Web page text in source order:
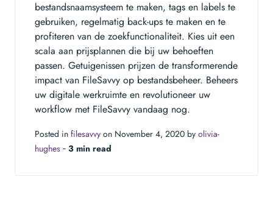
bestandsnaamsysteem te maken, tags en labels te
gebruiken, regelmatig back-ups te maken en te
profiteren van de zoekfunctionaliteit. Kies uit een
scala aan prijsplannen die bij uw behoeften
passen. Getuigenissen prijzen de transformerende
impact van FileSavvy op bestandsbeheer. Beheers
uw digitale werkruimte en revolutioneer uw
workflow met FileSavvy vandaag nog.
Posted in filesavvy on November 4, 2020 by olivia-
hughes ‐ 3 min read